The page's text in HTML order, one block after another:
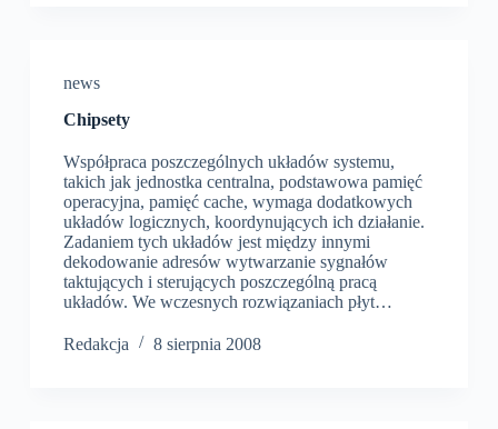
news
Chipsety
Współpraca poszczególnych układów systemu,
takich jak jednostka centralna, podstawowa pamięć
operacyjna, pamięć cache, wymaga dodatkowych
układów logicznych, koordynujących ich działanie.
Zadaniem tych układów jest między innymi
dekodowanie adresów wytwarzanie sygnałów
taktujących i sterujących poszczególną pracą
układów. We wczesnych rozwiązaniach płyt…
Redakcja 8 sierpnia 2008